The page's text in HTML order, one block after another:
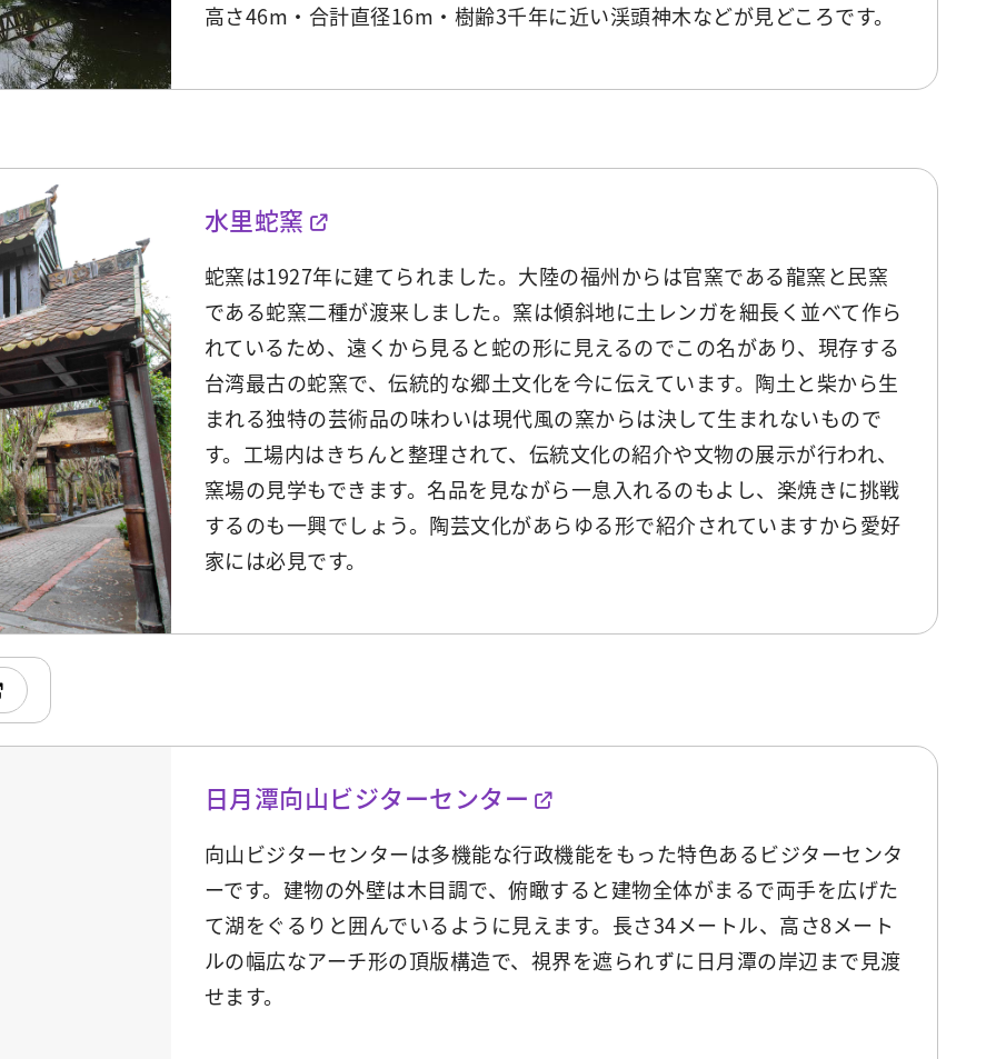
高さ46m・合計直径16m・樹齢3千年に近い渓頭神木などが見どころです。
水里蛇窯
蛇窯は1927年に建てられました。大陸の福州からは官窯である龍窯と民窯
である蛇窯二種が渡来しました。窯は傾斜地に土レンガを細長く並べて作ら
れているため、遠くから見ると蛇の形に見えるのでこの名があり、現存する
台湾最古の蛇窯で、伝統的な郷土文化を今に伝えています。陶土と柴から生
まれる独特の芸術品の味わいは現代風の窯からは決して生まれないもので
す。工場内はきちんと整理されて、伝統文化の紹介や文物の展示が行われ、
窯場の見学もできます。名品を見ながら一息入れるのもよし、楽焼きに挑戦
するのも一興でしょう。陶芸文化があらゆる形で紹介されていますから愛好
家には必見です。
日月潭向山ビジターセンター
向山ビジターセンターは多機能な行政機能をもった特色あるビジターセンタ
ーです。建物の外壁は木目調で、俯瞰すると建物全体がまるで両手を広げた
て湖をぐるりと囲んでいるように見えます。長さ34メートル、高さ8メート
ルの幅広なアーチ形の頂版構造で、視界を遮られずに日月潭の岸辺まで見渡
せます。